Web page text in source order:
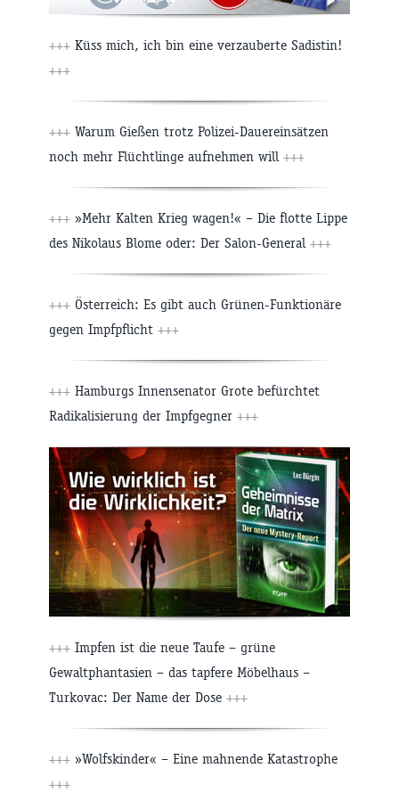
+++ Küss mich, ich bin eine verzauberte Sadistin!
+++
+++ Warum Gießen trotz Polizei-Dauereinsätzen
noch mehr Flüchtlinge aufnehmen will +++
+++ »Mehr Kalten Krieg wagen!« – Die flotte Lippe
des Nikolaus Blome oder: Der Salon-General +++
+++ Österreich: Es gibt auch Grünen-Funktionäre
gegen Impfpflicht +++
+++ Hamburgs Innensenator Grote befürchtet
Radikalisierung der Impfgegner +++
+++ Impfen ist die neue Taufe – grüne
Gewaltphantasien – das tapfere Möbelhaus –
Turkovac: Der Name der Dose +++
+++ »Wolfskinder« – Eine mahnende Katastrophe
+++